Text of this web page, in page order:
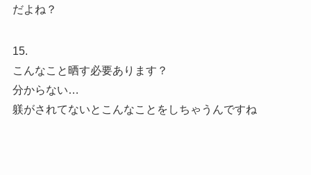
だよね？
15.
こんなこと晒す必要あります？
分からない…
躾がされてないとこんなことをしちゃうんですね